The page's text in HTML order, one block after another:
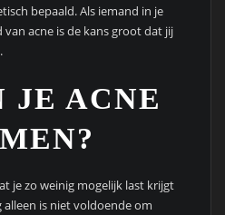
bepaald. Als iemand in je
acne is de kans groot dat jij
JE ACNE
je zo weinig mogelijk last krijgt
is niet voldoende om